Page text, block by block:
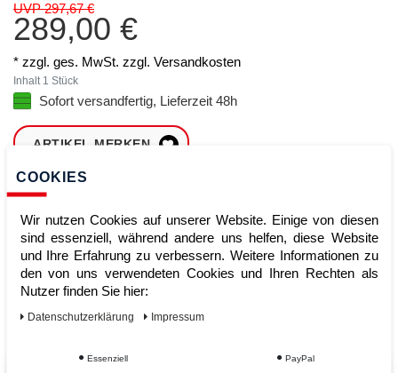
UVP 297,67 €
289,00 €
* zzgl. ges. MwSt. zzgl. Versandkosten
Inhalt 1 Stück
Sofort versandfertig, Lieferzeit 48h
ARTIKEL MERKEN
Sofort lieferbar
COOKIES
Wir nutzen Cookies auf unserer Website. Einige von diesen
sind essenziell, während andere uns helfen, diese Website
und Ihre Erfahrung zu verbessern. Weitere Informationen zu
den von uns verwendeten Cookies und Ihren Rechten als
Nutzer finden Sie hier:
Daten­schutz­erklärung Impressum
Essenziell PayPal